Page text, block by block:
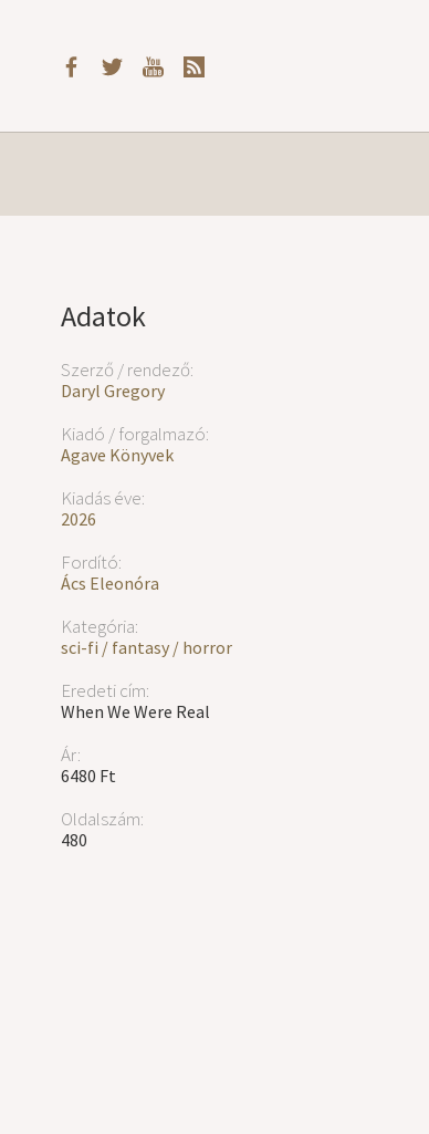
Adatok
Szerző / rendező:
Daryl Gregory
Kiadó / forgalmazó:
Agave Könyvek
Kiadás éve:
2026
Fordító:
Ács Eleonóra
Kategória:
sci-fi / fantasy / horror
Eredeti cím:
When We Were Real
Ár:
6480 Ft
Oldalszám:
480